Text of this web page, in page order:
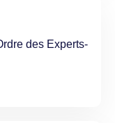
des Experts-